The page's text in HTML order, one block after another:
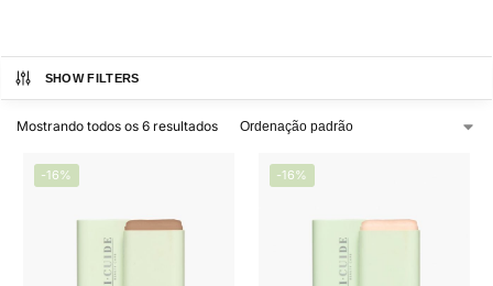
SHOW FILTERS
Mostrando todos os 6 resultados
-16% -16%